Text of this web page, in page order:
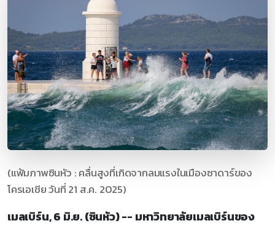
(แฟ้มภาพซินหัว : คลื่นสูงที่เกิดจากลมแรงในเมืองซาดาร์ของ
โครเอเชีย วันที่ 21 ส.ค. 2025)
เมลเบิร์น, 6 มิ.ย. (ซินหัว) -- มหาวิทยาลัยเมลเบิร์นของ